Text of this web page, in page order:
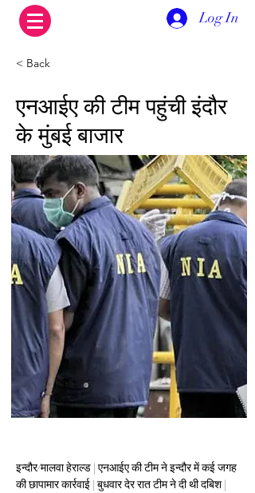
Log In
< Back
एनआईए की टीम पहुंची इंदौर
के मुंबई बाजार
इन्दौर/मालवा हेराल्ड | एनआईए की टीम ने इन्दौर में कई जगह
की छापामार कार्रवाई | बुधवार देर रात टीम ने दी थी दबिश |